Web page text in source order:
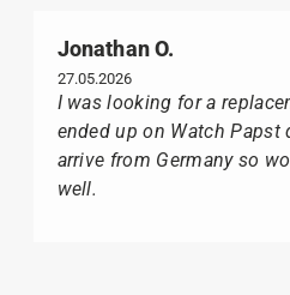
Jonathan O.
27.05.2026
I was looking for a
ended up on Watch
arrive from Germany so
well.